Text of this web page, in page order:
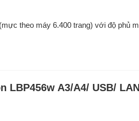
theo máy 6.400 trang) với độ phủ
LBP456w A3/A4/ USB/